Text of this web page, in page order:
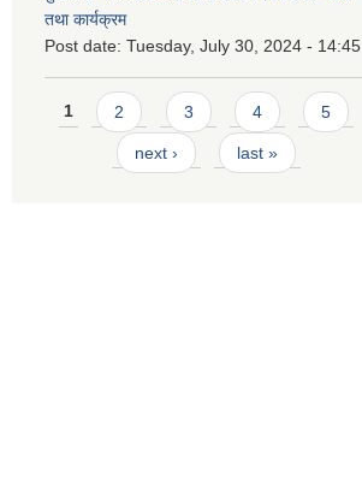
तथा कार्यक्रम
Post date: Tuesday, July 30, 2024 - 14:45
Pages
1 2 3 4 5
next › last »